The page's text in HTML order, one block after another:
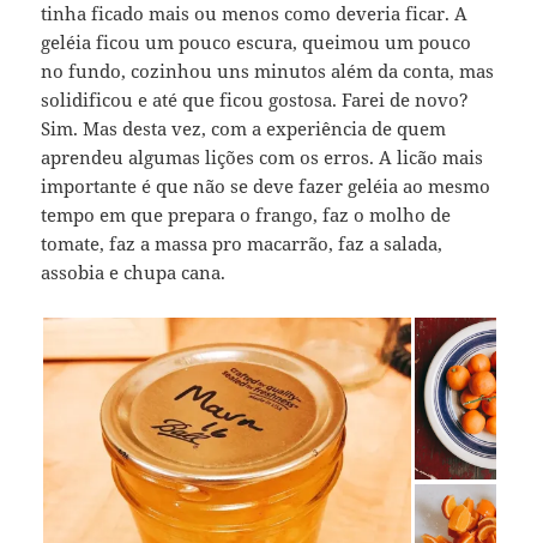
tinha ficado mais ou menos como deveria ficar. A
geléia ficou um pouco escura, queimou um pouco
no fundo, cozinhou uns minutos além da conta, mas
solidificou e até que ficou gostosa. Farei de novo?
Sim. Mas desta vez, com a experiência de quem
aprendeu algumas lições com os erros. A licão mais
importante é que não se deve fazer geléia ao mesmo
tempo em que prepara o frango, faz o molho de
tomate, faz a massa pro macarrão, faz a salada,
assobia e chupa cana.